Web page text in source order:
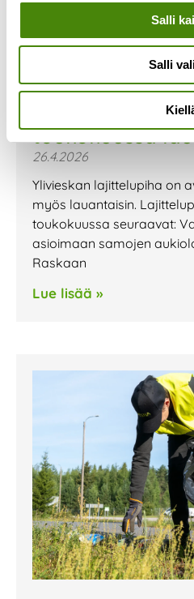
Salli
Salli
Ylivieskan
toukokuussa
26.4.2026
Ylivieskan lajittelupiha on
myös lauantaisin.
toukokuussa seuraavat:
asioimaan samojen
Raskaan
Lue lisää »